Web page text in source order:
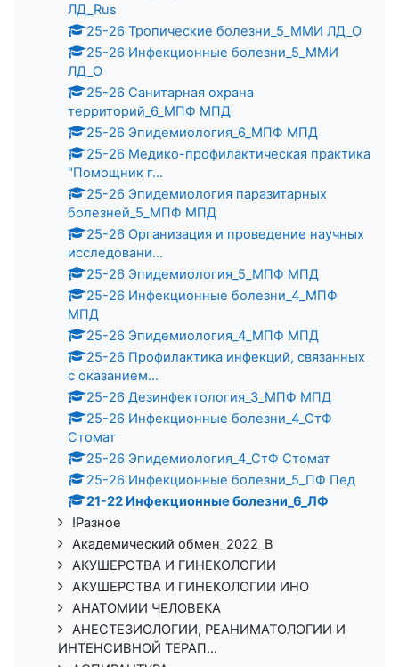
ЛД_Rus
25-26 Тропические болезни_5_ММИ ЛД_О
25-26 Инфекционные болезни_5_ММИ
ЛД_О
25-26 Санитарная охрана
территорий_6_МПФ МПД
25-26 Эпидемиология_6_МПФ МПД
25-26 Медико-профилактическая практика
"Помощник г...
25-26 Эпидемиология паразитарных
болезней_5_МПФ МПД
25-26 Организация и проведение научных
исследовани...
25-26 Эпидемиология_5_МПФ МПД
25-26 Инфекционные болезни_4_МПФ
МПД
25-26 Эпидемиология_4_МПФ МПД
25-26 Профилактика инфекций, связанных
с оказанием...
25-26 Дезинфектология_3_МПФ МПД
25-26 Инфекционные болезни_4_СтФ
Стомат
25-26 Эпидемиология_4_СтФ Стомат
25-26 Инфекционные болезни_5_ПФ Пед
21-22 Инфекционные болезни_6_ЛФ
!Разное
Академический обмен_2022_В
АКУШЕРСТВА И ГИНЕКОЛОГИИ
АКУШЕРСТВА И ГИНЕКОЛОГИИ ИНО
АНАТОМИИ ЧЕЛОВЕКА
АНЕСТЕЗИОЛОГИИ, РЕАНИМАТОЛОГИИ И
ИНТЕНСИВНОЙ ТЕРАП...